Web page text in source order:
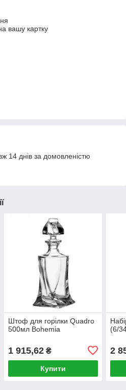
вашу картку
14 днів за домовленістю
Штоф для горілки Quadro
500мл Bohemia
1 915,62₴
Купити
(6/
2